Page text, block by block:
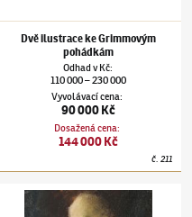
Dvě ilustrace ke Grimmovým
pohádkám
OdhadvKč:
110 000–230 000
Vyvolávací cena:
90 000 Kč
Dosažená cena:
144 000 Kč
č.211
Jiří Trnka(1912–1969)Podobizna muže s